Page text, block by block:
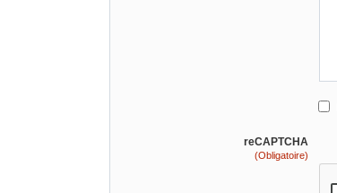
reCAPTCHA
(Obligatoire)